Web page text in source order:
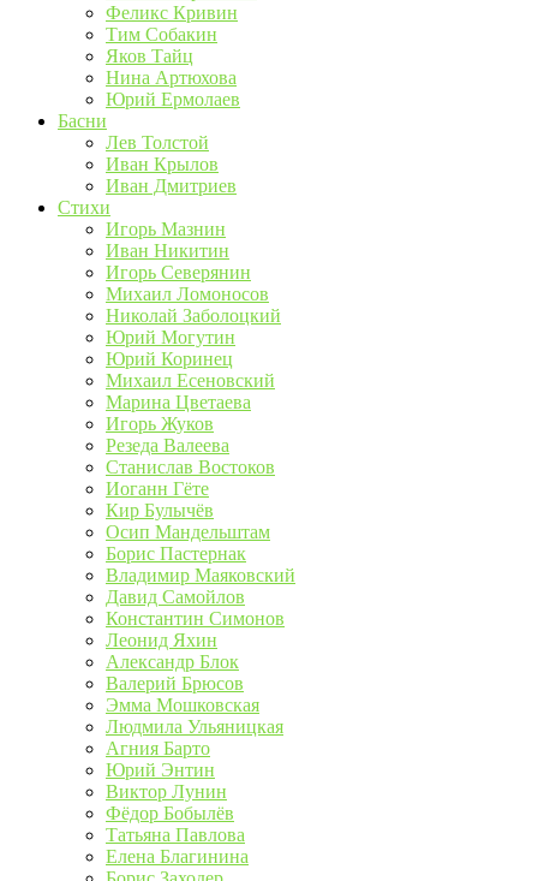
Феликс Кривин
Тим Собакин
Яков Тайц
Нина Артюхова
Юрий Ермолаев
Басни
Лев Толстой
Иван Крылов
Иван Дмитриев
Стихи
Игорь Мазнин
Иван Никитин
Игорь Северянин
Михаил Ломоносов
Николай Заболоцкий
Юрий Могутин
Юрий Коринец
Михаил Есеновский
Марина Цветаева
Игорь Жуков
Резеда Валеева
Станислав Востоков
Иоганн Гёте
Кир Булычёв
Осип Мандельштам
Борис Пастернак
Владимир Маяковский
Давид Самойлов
Константин Симонов
Леонид Яхин
Александр Блок
Валерий Брюсов
Эмма Мошковская
Людмила Ульяницкая
Агния Барто
Юрий Энтин
Виктор Лунин
Фёдор Бобылёв
Татьяна Павлова
Елена Благинина